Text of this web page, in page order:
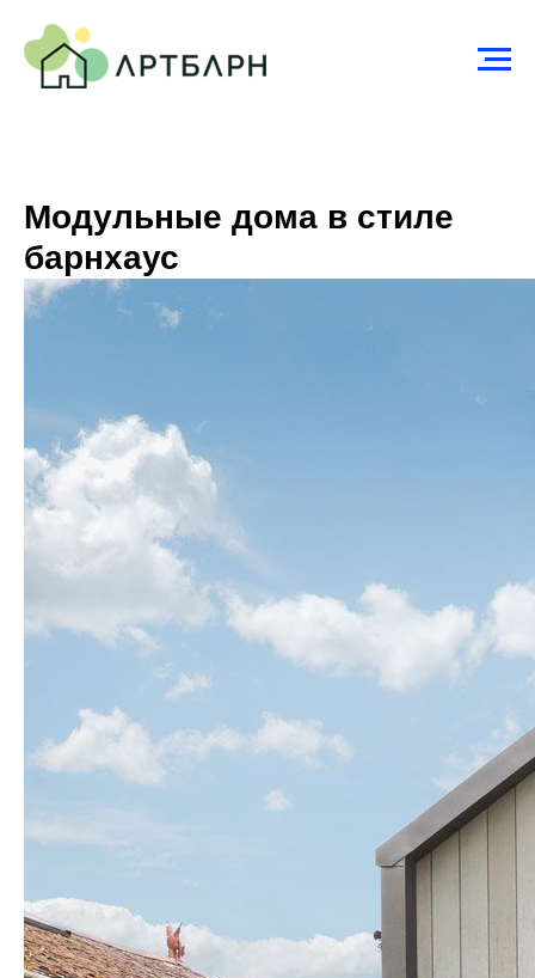
Модульные дома в стиле
барнхаус